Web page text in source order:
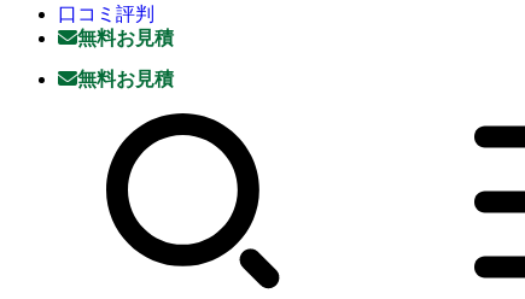
口コミ評判
無料お見積
無料お見積